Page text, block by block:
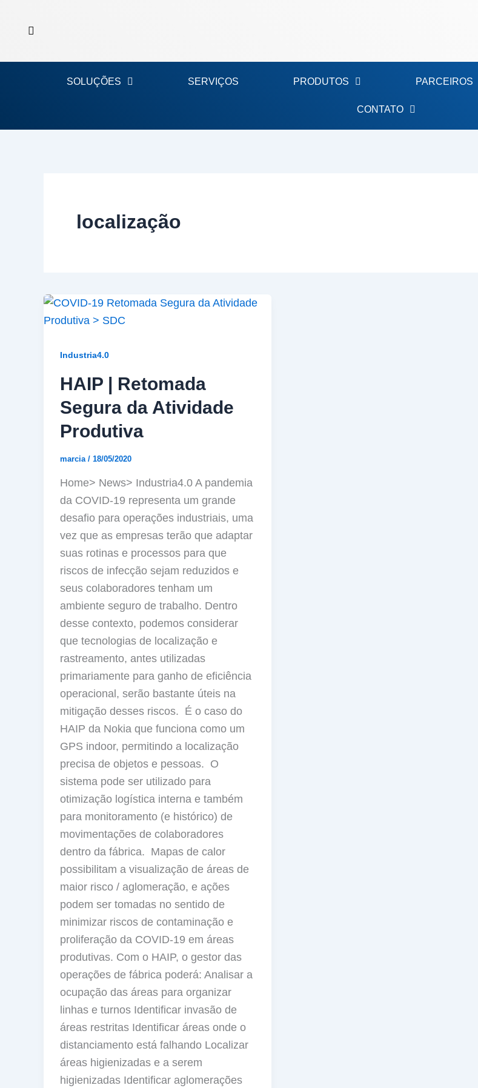
conteúdo
SOLUÇÕES SERVIÇOS PRODUTOS PARCEIROS
CONTATO
localização
Industria4.0
HAIP | Retomada
Segura da Atividade
Produtiva
marcia / 18/05/2020
Home> News> Industria4.0 A pandemia
da COVID-19 representa um grande
desafio para operações industriais, uma
vez que as empresas terão que adaptar
suas rotinas e processos para que
riscos de infecção sejam reduzidos e
seus colaboradores tenham um
ambiente seguro de trabalho. Dentro
desse contexto, podemos considerar
que tecnologias de localização e
rastreamento, antes utilizadas
primariamente para ganho de eficiência
operacional, serão bastante úteis na
mitigação desses riscos. É o caso do
HAIP da Nokia que funciona como um
GPS indoor, permitindo a localização
precisa de objetos e pessoas. O
sistema pode ser utilizado para
otimização logística interna e também
para monitoramento (e histórico) de
movimentações de colaboradores
dentro da fábrica. Mapas de calor
possibilitam a visualização de áreas de
maior risco / aglomeração, e ações
podem ser tomadas no sentido de
minimizar riscos de contaminação e
proliferação da COVID-19 em áreas
produtivas. Com o HAIP, o gestor das
operações de fábrica poderá: Analisar a
ocupação das áreas para organizar
linhas e turnos Identificar invasão de
áreas restritas Identificar áreas onde o
distanciamento está falhando Localizar
áreas higienizadas e a serem
higienizadas Identificar aglomerações